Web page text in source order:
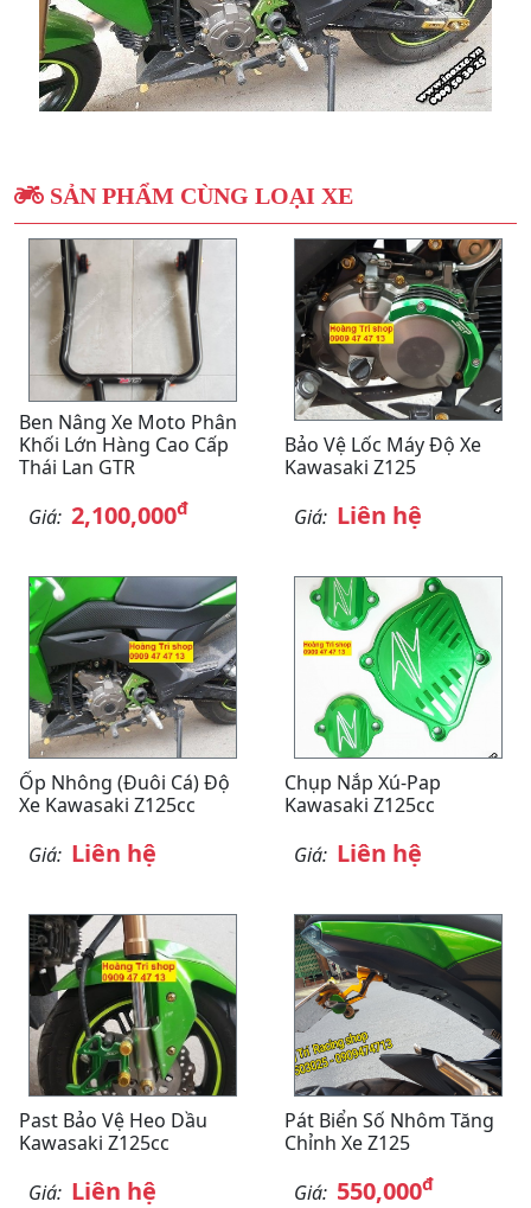
SẢN PHẨM CÙNG LOẠI XE
Ben Nâng Xe Moto Phân
Khối Lớn Hàng Cao Cấp
Thái Lan GTR
Giá: 2,100,000đ
Bảo Vệ Lốc Máy Độ Xe
Kawasaki Z125
Giá: Liên hệ
Ốp Nhông (Đuôi Cá) Độ
Xe Kawasaki Z125cc
Giá: Liên hệ
Chụp Nắp Xú-Pap
Kawasaki Z125cc
Giá: Liên hệ
Past Bảo Vệ Heo Dầu
Kawasaki Z125cc
Giá: Liên hệ
Pát Biển Số Nhôm Tăng
Chỉnh Xe Z125
Giá: 550,000đ